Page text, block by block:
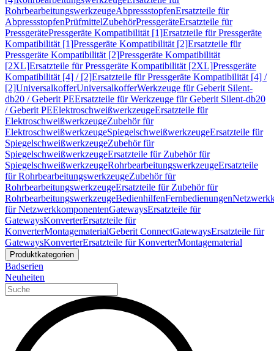
RohrbearbeitungswerkzeugeAbpressstopfenErsatzteile für
AbpressstopfenPrüfmittelZubehörPressgeräteErsatzteile für
PressgerätePressgeräte Kompatibilität [1]Ersatzteile für Pressgeräte
Kompatibilität [1]Pressgeräte Kompatibilität [2]Ersatzteile für
Pressgeräte Kompatibilität [2]Pressgeräte Kompatibilität
[2XL]Ersatzteile für Pressgeräte Kompatibilität [2XL]Pressgeräte
Kompatibilität [4] / [2]Ersatzteile für Pressgeräte Kompatibilität [4] /
[2]UniversalkofferUniversalkofferWerkzeuge für Geberit Silent-
db20 / Geberit PEErsatzteile für Werkzeuge für Geberit Silent-db20
/ Geberit PEElektroschweißwerkzeugeErsatzteile für
ElektroschweißwerkzeugeZubehör für
ElektroschweißwerkzeugeSpiegelschweißwerkzeugeErsatzteile für
SpiegelschweißwerkzeugeZubehör für
SpiegelschweißwerkzeugeErsatzteile für Zubehör für
SpiegelschweißwerkzeugeRohrbearbeitungswerkzeugeErsatzteile
für RohrbearbeitungswerkzeugeZubehör für
RohrbearbeitungswerkzeugeErsatzteile für Zubehör für
RohrbearbeitungswerkzeugeBedienhilfenFernbedienungen
für NetzwerkkomponentenGatewaysErsatzteile für
GatewaysKonverterErsatzteile für
KonverterMontagematerialGeberit ConnectGatewaysErsatzteile für
GatewaysKonverterErsatzteile für KonverterMontagematerial
Produktkategorien
Badserien
Neuheiten